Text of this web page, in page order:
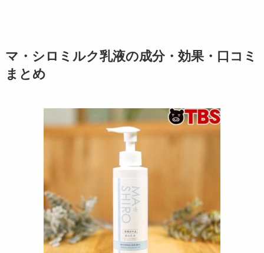
マ・シロミルク乳液の成分・効果・口コミ
まとめ